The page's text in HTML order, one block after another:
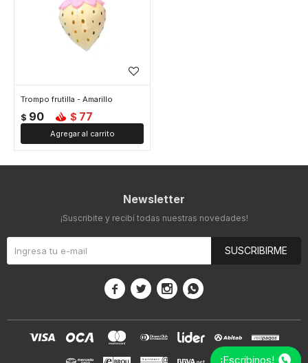
Trompo frutilla - Amarillo
$ 90 $ 77
Newsletter
¡Suscribite y recibí todas nuestras novedades!
SUSCRIBIRME
   
¡Escribinos!